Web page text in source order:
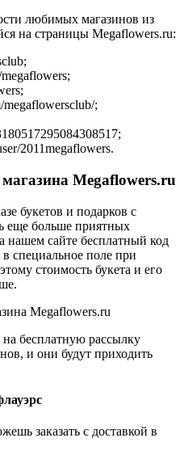
любимых магазинов из
на страницы Megaflowers.ru:
;
2011megaflowers.
Megaflowers.ru
букетов и подарков с
еще больше приятных
сайте бесплатный код
специальное поле при
стоимость букета и его
бесплатную рассылку
и они будут приходить
заказать с доставкой в